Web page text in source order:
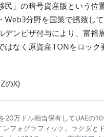
民」の暗号資産版という位
Web3分野を国策で誘致し
デンビザ付与により、富
はなく原資産TONをロッ
のX)